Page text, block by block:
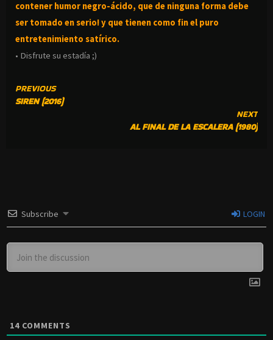
contener humor negro-ácido, que de ninguna forma debe
ser tomado en serio! y que tienen como fin el puro
entretenimiento satírico.
• Disfrute su estadía ;)
CONTINUE
READING
PREVIOUS
SIREN (2016)
NEXT
AL FINAL DE LA ESCALERA (1980)
Subscribe LOGIN
14 COMMENTS